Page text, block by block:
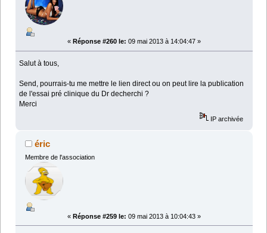
« Réponse #260 le: 09 mai 2013 à 14:04:47 »
Salut à tous,
Send, pourrais-tu me mettre le lien direct ou on peut lire la publication
de l'essai pré clinique du Dr decherchi ?
Merci
IP archivée
éric
Membre de l'association
« Réponse #259 le: 09 mai 2013 à 10:04:43 »